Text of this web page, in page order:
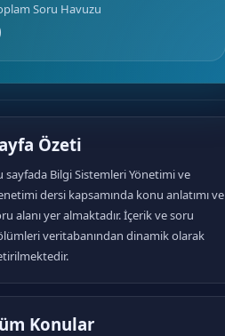
Soru Havuzu
Özeti
sayfada Bilgi Sistemleri Yönetimi ve
dersi kapsamında konu anlatımı ve
alanı yer almaktadır. İçerik ve soru
veritabanından dinamik olarak
Konular